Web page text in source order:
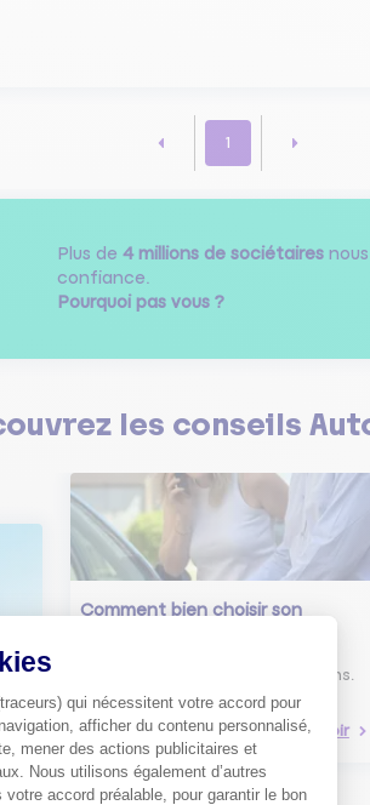
1
Plus de 4 millions de sociétaires
confiance.
Pourquoi pas vous ?
les conseils
Comment bien choisir son
assurance auto selon vos besoins.
Tout savoir
qui nécessitent votre accord pour
afficher du contenu personnalisé,
mener des actions publicitaires et
Nous utilisons également d’autres
accord préalable, pour garantir le bon